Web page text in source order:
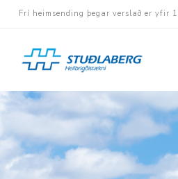
Frí heimsending þegar verslað er